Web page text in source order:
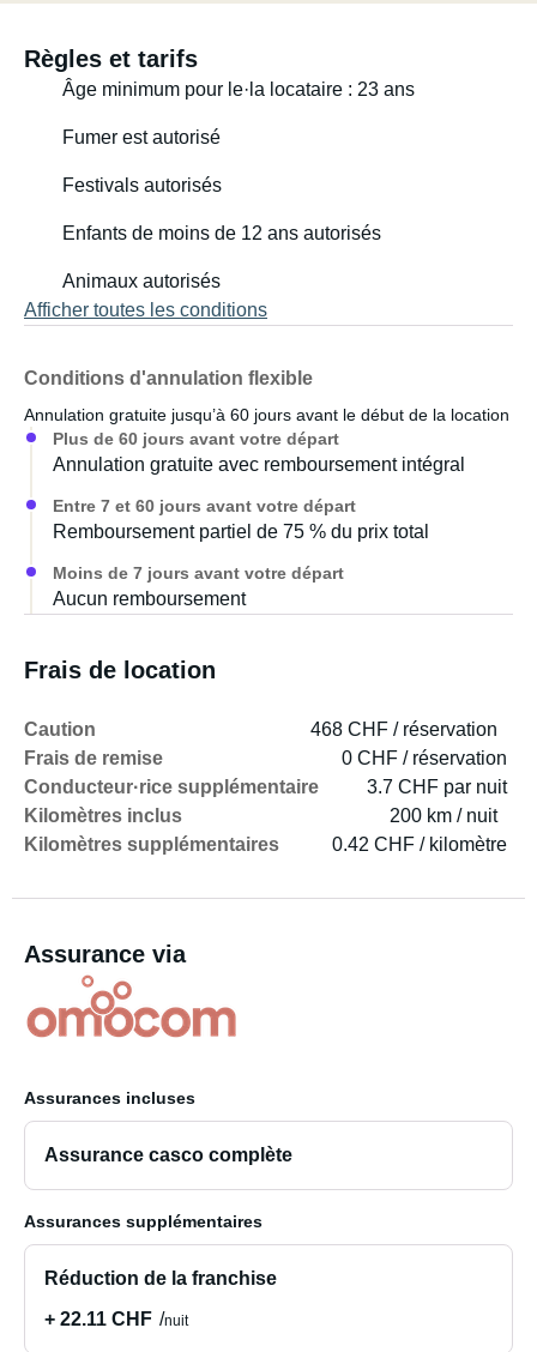
Règles et tarifs
Âge minimum pour le·la locataire : 23 ans
Fumer est autorisé
Festivals autorisés
Enfants de moins de 12 ans autorisés
Animaux autorisés
Afficher toutes les conditions
Conditions d'annulation flexible
Annulation gratuite jusqu’à 60 jours avant le début de la location
Plus de 60 jours avant votre départ
Annulation gratuite avec remboursement intégral
Entre 7 et 60 jours avant votre départ
Remboursement partiel de 75 % du prix total
Moins de 7 jours avant votre départ
Aucun remboursement
Frais de location
Caution
468 CHF / réservation
Frais de remise
0 CHF / réservation
Conducteur·rice supplémentaire
3.7 CHF par nuit
Kilomètres inclus
200 km / nuit
Kilomètres supplémentaires
0.42 CHF / kilomètre
Assurance via
Assurances incluses
Assurance casco complète
Assurances supplémentaires
Réduction de la franchise
+ 22.11 CHF
nuit